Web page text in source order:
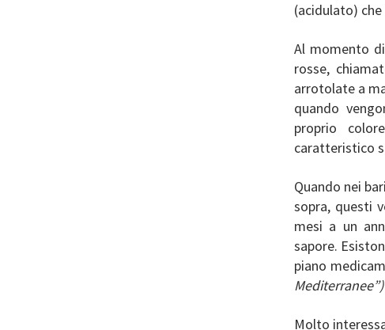
(acidulato)
Al momento
rosse,
arrotolate a
quando
proprio
caratteristico
Quando nei
sopra, questi
mesi a un
sapore.
piano
Mediterranee”)
Molto